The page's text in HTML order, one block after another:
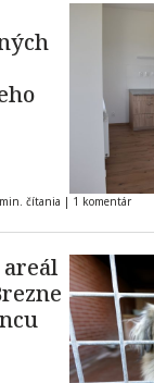
čítania | 1 komentár